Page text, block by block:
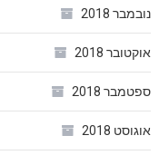
נובמבר 2018
אוקטובר 2018
ספטמבר 2018
אוגוסט 2018